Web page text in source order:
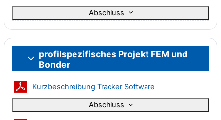
Abschluss
Einklappen
profilspezifisches Projekt FEM und
Bonder
Kurzbeschreibung Tracker Software
Abschluss